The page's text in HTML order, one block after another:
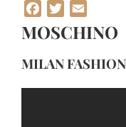
Facebook
Twitter
MOSCHINO
MILAN